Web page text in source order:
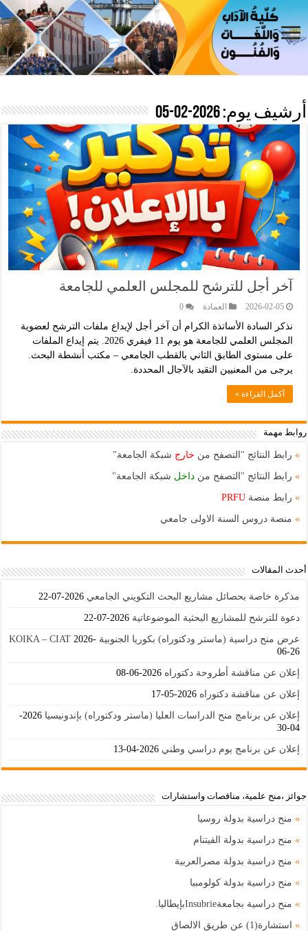
أرشيف يوم:2026-02-05
آخر أجل للترشح للمجلس العلمي للجامعة
2026-02-05 العمادة 0
نذكر السادة الأساتذة الكرام أن آخر أجل لإيداع ملفات الترشح لعضوية
المجلس العلمي للجامعة هو يوم 11 فيفري 2026. يتم إيداع الملفات
على مستوى الطابق الثاني بالقطب الجامعي – مكتب أنشطة البحث.
يرجى من المعنيين التقيد بالآجال المحددة.
أكمل القراءة »
روابط مهمة
» رابط النتائج "التصفح من خارج شبكة الجامعة"
» رابط النتائج "التصفح منداخل شبكة الجامعة"
» رابط منصةPRFU
» منصة دروس السنة الاولى جامعي
أحدث المقالات
مذكرة خاصة بحصائل مشاريع البحث التكويني الجامعي 2026-07-22
دعوة للترشح للمشاريع البحثية الموضوعاتية 2026-07-22
عرض منح دراسية (ماستر ودكتوراه) بكوريا الجنوبية KOIKA – CIAT2026-
06-26
إعلان عن مناقشة أطروحة دكتوراه 2026-06-08
إعلان عن مناقشة دكتوراه 2026-05-17
إعلان عن برنامج منح الدراسات العليا (ماستر ودكتوراه) بإندونيسيا
2026-
04-30
إعلان عن برنامج يوم دراسي وطني 2026-04-13
جوائز ،منح علمية، مناقصات واستشارات
» منح دراسية بدولة روسيا
» منح دراسية بدولة الفيتنام
» منح دراسية بدولة مصرالعربية
» منح دراسية بدولة كولومبيا
» منح دراسية بجامعةInsubrieبإيطاليا.
» استشارة(1) عن طريق الالصاق